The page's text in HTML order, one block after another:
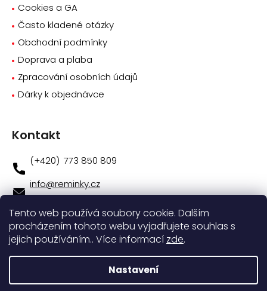
Tento web používá soubory cookie. Dalším
procházením tohoto webu vyjadřujete souhlas s
jejich používáním.. Více informací zde.
Nastavení
Cookies a GA
Často kladené otázky
Obchodní podmínky
Doprava a plaba
Zpracování osobních údajů
Dárky k objednávce
Kontakt
info@reminky.cz
773 850 809
773 850 809
Novinky na facebooku
Instagram